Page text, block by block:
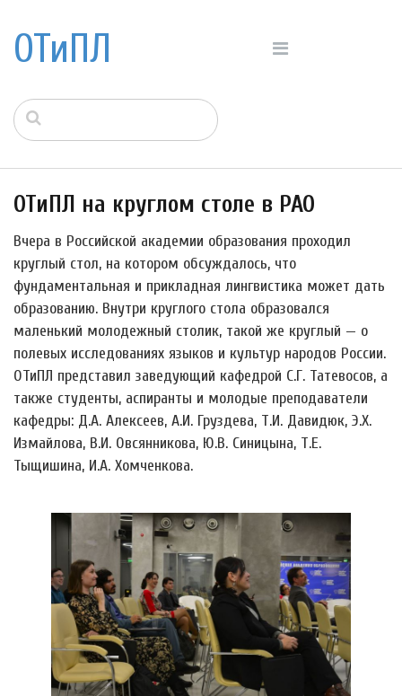
ОТиПЛ
ОТиПЛ на круглом столе в РАО
Вчера в Российской академии образования проходил
круглый стол, на котором обсуждалось, что
фундаментальная и прикладная лингвистика может дать
образованию. Внутри круглого стола образовался
маленький молодежный столик, такой же круглый — о
полевых исследованиях языков и культур народов России.
ОТиПЛ представил заведующий кафедрой С.Г. Татевосов, а
также студенты, аспиранты и молодые преподаватели
кафедры: Д.А. Алексеев, А.И. Груздева, Т.И. Давидюк, Э.Х.
Измайлова, В.И. Овсянникова, Ю.В. Синицына, Т.Е.
Тыщишина, И.А. Хомченкова.